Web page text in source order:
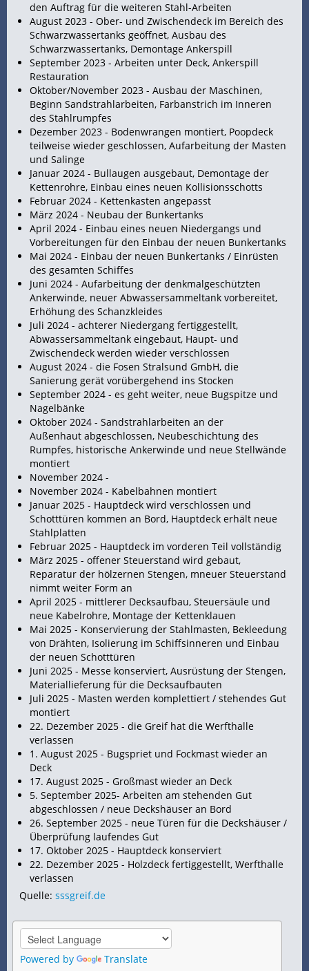
den Auftrag für die weiteren Stahl-Arbeiten
August 2023 - Ober- und Zwischendeck im Bereich des
Schwarzwassertanks geöffnet, Ausbau des
Schwarzwassertanks, Demontage Ankerspill
September 2023 - Arbeiten unter Deck, Ankerspill
Restauration
Oktober/November 2023 - Ausbau der Maschinen,
Beginn Sandstrahlarbeiten, Farbanstrich im Inneren
des Stahlrumpfes
Dezember 2023 - Bodenwrangen montiert, Poopdeck
teilweise wieder geschlossen, Aufarbeitung der Masten
und Salinge
Januar 2024 - Bullaugen ausgebaut, Demontage der
Kettenrohre, Einbau eines neuen Kollisionsschotts
Februar 2024 - Kettenkasten angepasst
März 2024 - Neubau der Bunkertanks
April 2024 - Einbau eines neuen Niedergangs und
Vorbereitungen für den Einbau der neuen Bunkertanks
Mai 2024 - Einbau der neuen Bunkertanks / Einrüsten
des gesamten Schiffes
Juni 2024 - Aufarbeitung der denkmalgeschützten
Ankerwinde, neuer Abwassersammeltank vorbereitet,
Erhöhung des Schanzkleides
Juli 2024 - achterer Niedergang fertiggestellt,
Abwassersammeltank eingebaut, Haupt- und
Zwischendeck werden wieder verschlossen
August 2024 - die Fosen Stralsund GmbH, die
Sanierung gerät vorübergehend ins Stocken
September 2024 - es geht weiter, neue Bugspitze und
Nagelbänke
Oktober 2024 - Sandstrahlarbeiten an der
Außenhaut abgeschlossen, Neubeschichtung des
Rumpfes, historische Ankerwinde und neue Stellwände
montiert
November 2024 -
November 2024 - Kabelbahnen montiert
Januar 2025 - Hauptdeck wird verschlossen und
Schotttüren kommen an Bord, Hauptdeck erhält neue
Stahlplatten
Februar 2025 - Hauptdeck im vorderen Teil vollständig
März 2025 - offener Steuerstand wird gebaut,
Reparatur der hölzernen Stengen, mneuer Steuerstand
nimmt weiter Form an
April 2025 - mittlerer Decksaufbau, Steuersäule und
neue Kabelrohre, Montage der Kettenklauen
Mai 2025 - Konservierung der Stahlmasten, Bekleedung
von Drähten, Isolierung im Schiffsinneren und Einbau
der neuen Schotttüren
Juni 2025 - Messe konserviert, Ausrüstung der Stengen,
Materiallieferung für die Decksaufbauten
Juli 2025 - Masten werden komplettiert / stehendes Gut
montiert
22. Dezember 2025 - die Greif hat die Werfthalle
verlassen
1. August 2025 - Bugspriet und Fockmast wieder an
Deck
17. August 2025 - Großmast wieder an Deck
5. September 2025- Arbeiten am stehenden Gut
abgeschlossen / neue Deckshäuser an Bord
26. September 2025 - neue Türen für die Deckshäuser /
Überprüfung laufendes Gut
17. Oktober 2025 - Hauptdeck konserviert
22. Dezember 2025 - Holzdeck fertiggestellt, Werfthalle
verlassen
Quelle: sssgreif.de
Powered by Translate